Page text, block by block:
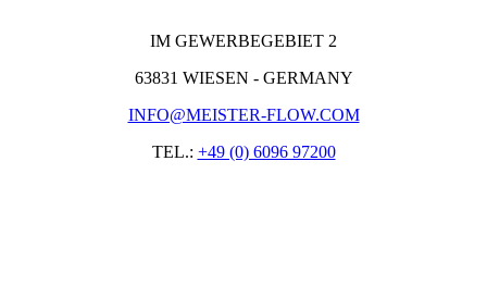
IM GEWERBEGEBIET 2
63831 WIESEN - GERMANY
INFO@MEISTER-FLOW.COM
TEL.: +49 (0) 6096 97200